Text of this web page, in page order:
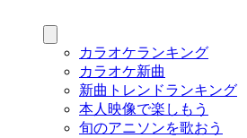
カラオケランキング
カラオケ新曲
新曲トレンドランキング
本人映像で楽しもう
旬のアニソンを歌おう